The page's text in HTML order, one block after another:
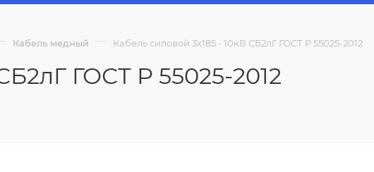
Кабель медный — Кабель силовой 3х185 - 10кВ СБ2лГ ГОСТ Р 55025-2012
ГОСТ Р 55025-2012